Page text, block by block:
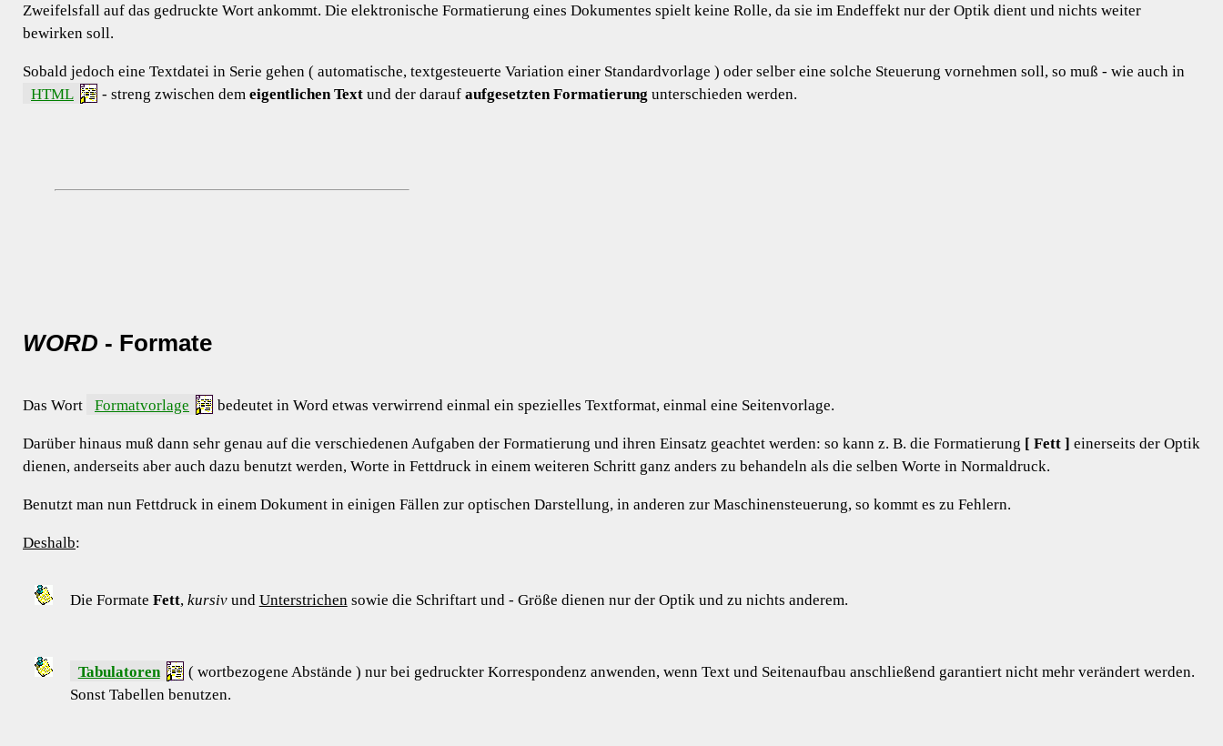
Zweifelsfall auf das gedruckte Wort ankommt. Die elektronische Formatierung eines Dokumentes spielt keine Rolle, da sie im Endeffekt nur der Optik dient und nichts weiter
bewirken soll.
Sobald jedoch eine Textdatei in Serie gehen ( automatische, textgesteuerte Variation einer Standardvorlage ) oder selber eine solche Steuerung vornehmen soll, so muß - wie auch in
HTML
- streng zwischen dem eigentlichen Text und der darauf aufgesetzten Formatierung unterschieden werden.
WORD - Formate
Das Wort Formatvorlage bedeutet in Word etwas verwirrend einmal ein spezielles Textformat, einmal eine Seitenvorlage.
Darüber hinaus muß dann sehr genau auf die verschiedenen Aufgaben der Formatierung und ihren Einsatz geachtet werden: so kann z. B. die Formatierung [ Fett ] einerseits der Optik
dienen, anderseits aber auch dazu benutzt werden, Worte in Fettdruck in einem weiteren Schritt ganz anders zu behandeln als die selben Worte in Normaldruck.
Benutzt man nun Fettdruck in einem Dokument in einigen Fällen zur optischen Darstellung, in anderen zur Maschinensteuerung, so kommt es zu Fehlern.
Deshalb:
Die Formate Fett, kursivund Unterstrichen sowie die Schriftart und - Größe dienen nur der Optik und zu nichts anderem.
Tabulatoren
( wortbezogene Abstände ) nur bei gedruckter Korrespondenz anwenden, wenn Text und Seitenaufbau anschließend garantiert nicht mehr verändert werden.
Sonst Tabellen benutzen.